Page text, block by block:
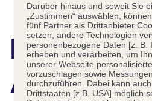
Anthony's
Darüber hinaus und soweit Sie
„Zustimmen“ auswählen,
fünf Partner als Drittanbieter
setzen, andere Technologien
personenbezogene Daten [z. B.
erheben und verarbeiten, um
unserer Webseite
vorzuschlagen sowie
durchzuführen. Dabei kann
Drittstaaten [z.B. USA] möglich